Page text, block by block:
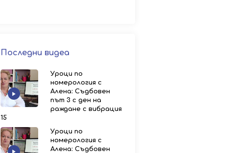
Последни видеа
Уроци по
номерология с
Алена: Съдбовен
път 3 с ден на
раждане с вибрация
15
Уроци по
номерология с
Алена: Съдбовен